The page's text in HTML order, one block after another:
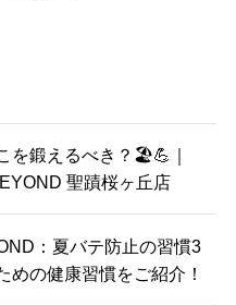
を鍛えるべき？🏖️💪｜
聖蹟桜ヶ丘店
：夏バテ防止の習慣3
めの健康習慣をご紹介！